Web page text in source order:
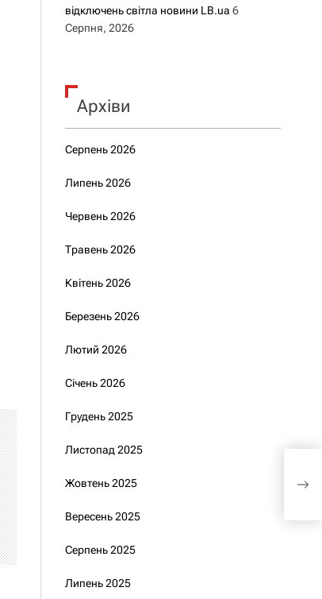
відключень світла новини LB.ua 6
Серпня, 2026
Архіви
Серпень 2026
Липень 2026
Червень 2026
Травень 2026
Квітень 2026
Березень 2026
Лютий 2026
Січень 2026
Грудень 2025
Листопад 2025
Жовтень 2025
Вересень 2025
Серпень 2025
Липень 2025